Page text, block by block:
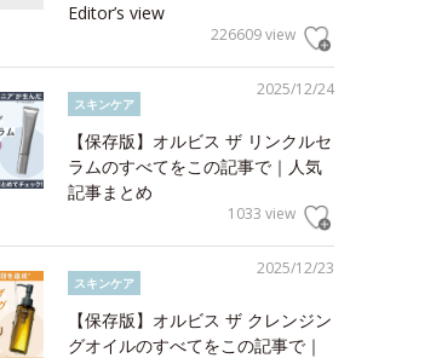
Editor’s view
226609 view
2025/12/24
スキンケア
【保存版】オルビス ザ リンクルセ
ラムのすべてをこの記事で｜人気
記事まとめ
1033 view
2025/12/23
スキンケア
【保存版】オルビス ザ クレンジン
グオイルのすべてをこの記事で｜